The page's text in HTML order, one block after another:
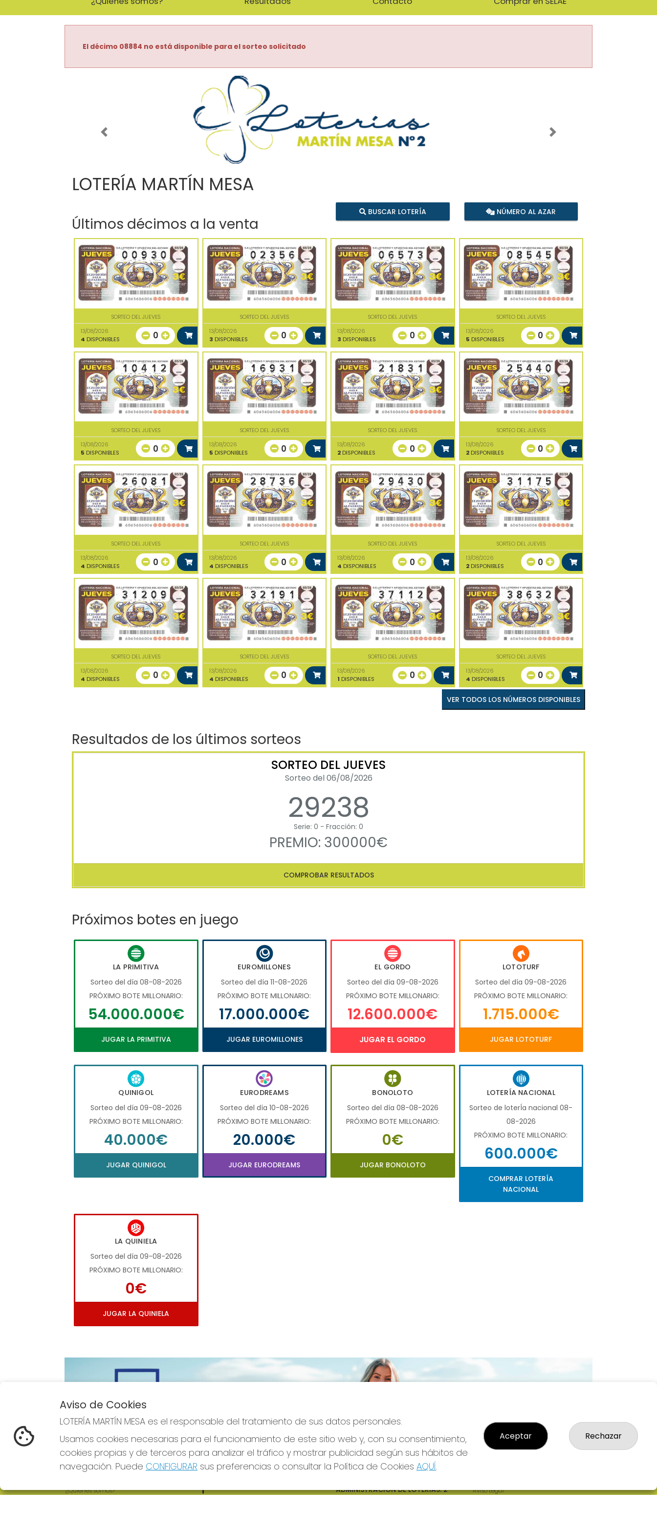
El décimo 08884 no está disponible para el sorteo solicitado
Imagen anterior Imagen siguiente
LOTERÍA MARTÍN MESA
Últimos décimos a la venta
BUSCAR LOTERÍA NÚMERO AL AZAR
SORTEO DEL JUEVES
13/08/2026
4 DISPONIBLES 0
SORTEO DEL JUEVES
13/08/2026
3 DISPONIBLES 0
SORTEO DEL JUEVES
13/08/2026
3 DISPONIBLES 0
SORTEO DEL JUEVES
13/08/2026
5 DISPONIBLES 0
SORTEO DEL JUEVES
13/08/2026
5 DISPONIBLES 0
SORTEO DEL JUEVES
13/08/2026
5 DISPONIBLES 0
SORTEO DEL JUEVES
13/08/2026
2 DISPONIBLES 0
SORTEO DEL JUEVES
13/08/2026
2DISPONIBLES 0
SORTEO DEL JUEVES
13/08/2026
4 DISPONIBLES 0
SORTEO DEL JUEVES
13/08/2026
4 DISPONIBLES 0
SORTEO DEL JUEVES
13/08/2026
4 DISPONIBLES 0
SORTEO DEL JUEVES
13/08/2026
2DISPONIBLES 0
SORTEO DEL JUEVES
13/08/2026
4 DISPONIBLES 0
SORTEO DEL JUEVES
13/08/2026
4 DISPONIBLES 0
SORTEO DEL JUEVES
13/08/2026
1 DISPONIBLES 0
SORTEO DEL JUEVES
13/08/2026
4 DISPONIBLES 0
VER TODOS LOS NÚMEROS DISPONIBLES
Resultados de los últimos sorteos
SORTEO DEL JUEVES
Sorteo del 06/08/2026
29238
Serie: 0 - Fracción: 0
PREMIO: 300000€
COMPROBAR RESULTADOS
Próximos botes en juego
LA PRIMITIVA
Sorteo del día 08-08-2026
PRÓXIMO BOTE MILLONARIO:
54.000.000€
JUGAR LA PRIMITIVA
EUROMILLONES
Sorteo del día 11-08-2026
PRÓXIMO BOTE MILLONARIO:
17.000.000€
JUGAR EUROMILLONES
EL GORDO
Sorteo del día 09-08-2026
PRÓXIMO BOTE MILLONARIO:
12.600.000€
JUGAR EL GORDO
LOTOTURF
Sorteo del día 09-08-2026
PRÓXIMO BOTE MILLONARIO:
1.715.000€
JUGAR LOTOTURF
QUINIGOL
Sorteo del día 09-08-2026
PRÓXIMO BOTE MILLONARIO:
40.000€
JUGAR QUINIGOL
EURODREAMS
Sorteo del día 10-08-2026
PRÓXIMO BOTE MILLONARIO:
20.000€
JUGAR EURODREAMS
BONOLOTO
Sorteo del día 08-08-2026
PRÓXIMO BOTE MILLONARIO:
0€
JUGAR BONOLOTO
LOTERÍA NACIONAL
Sorteo de loterÍa nacional 08-
08-2026
PRÓXIMO BOTE MILLONARIO:
600.000€
COMPRAR LOTERÍA
NACIONAL
LA QUINIELA
Sorteo del día 09-08-2026
PRÓXIMO BOTE MILLONARIO:
0€
JUGAR LA QUINIELA
Imagen anterior
LOTERÍA MARTÍN MESA
¿Quiénes somos?
REDES SOCIALES
ADMINISTRACION DE LOTERIAS: 2-
CIUDAD RODRIGO - RECEPTOR
Aviso Legal
Aviso de Cookies
LOTERÍA MARTÍN MESA es el responsable del tratamiento de sus datos personales.
Usamos cookies necesarias para el funcionamiento de este sitio web y, con su consentimiento,
cookies propias y de terceros para analizar el tráfico y mostrar publicidad según sus hábitos de
navegación. Puede CONFIGURAR sus preferencias o consultar la Política de Cookies AQUÍ.
Aceptar Rechazar